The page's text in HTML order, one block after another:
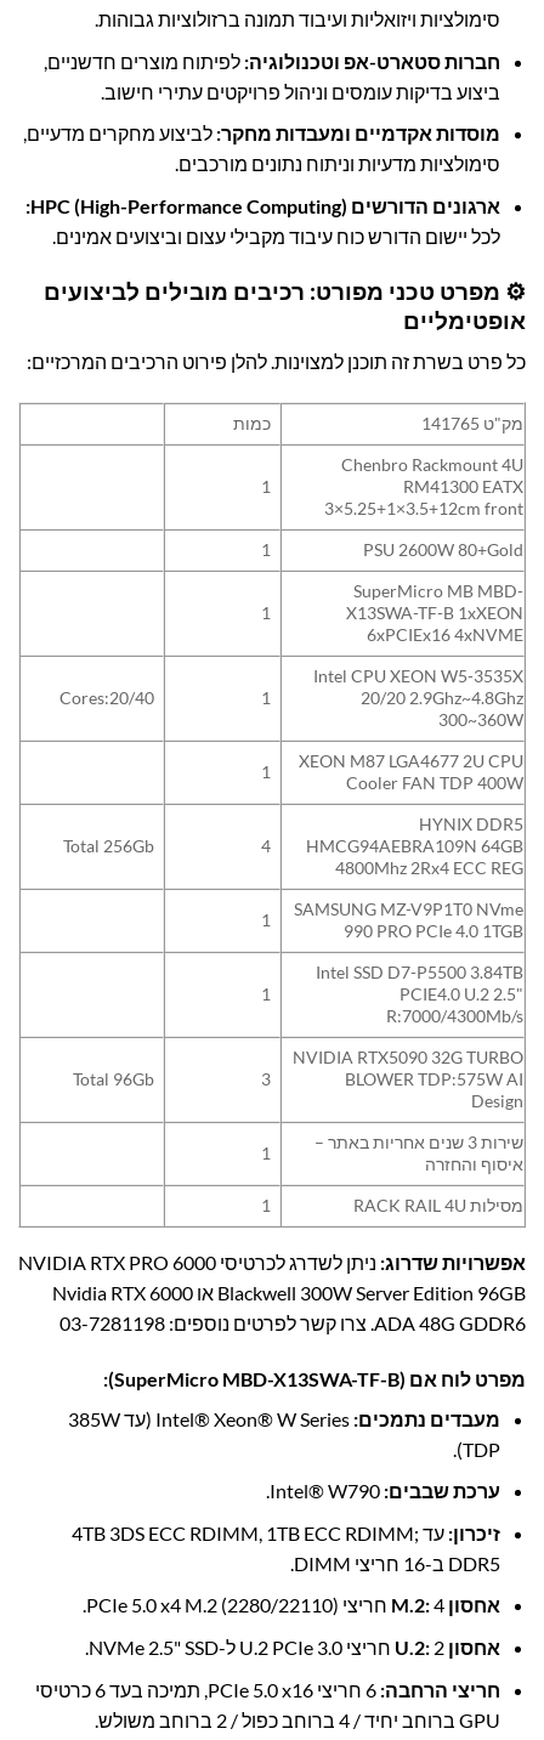
סימולציות ויזואליות ועיבוד תמונה ברזולוציות גבוהות.
חברות סטארט-אפ וטכנולוגיה: לפיתוח מוצרים חדשניים,
ביצוע בדיקות עומסים וניהול פרויקטים עתירי חישוב.
מוסדות אקדמיים ומעבדות מחקר: לביצוע מחקרים מדעיים,
סימולציות מדעיות וניתוח נתונים מורכבים.
ארגונים הדורשים HPC (High-Performance Computing):
לכל יישום הדורש כוח עיבוד מקבילי עצום וביצועים אמינים.
⚙️ מפרט טכני מפורט: רכיבים מובילים לביצועים
אופטימליים
כל פרט בשרת זה תוכנן למצוינות. להלן פירוט הרכיבים המרכזיים:
מק"ט 141765
כמות
Chenbro Rackmount 4U
RM41300 EATX
3×5.25+1×3.5+12cm front
1
PSU 2600W 80+Gold
1
SuperMicro MB MBD-
X13SWA-TF-B 1xXEON
6xPCIEx16 4xNVME
1
Intel CPU XEON W5-3535X
20/20 2.9Ghz~4.8Ghz
300~360W
1
Cores:20/40
XEON M87 LGA4677 2U CPU
Cooler FAN TDP 400W
1
HYNIX DDR5
HMCG94AEBRA109N 64GB
4800Mhz 2Rx4 ECC REG
4
Total 256Gb
SAMSUNG MZ-V9P1T0 NVme
990 PRO PCIe 4.0 1TGB
1
Intel SSD D7-P5500 3.84TB
PCIE4.0 U.2 2.5"
R:7000/4300Mb/s
1
NVIDIA RTX5090 32G TURBO
BLOWER TDP:575W AI
Design
3
Total 96Gb
שירות 3 שנים אחריות באתר –
איסוף והחזרה
1
מסילות RACK RAIL 4U 1
אפשרויות שדרוג:
ניתן לשדרג לכרטיסי NVIDIA RTX PRO 6000
Blackwell 300W Server Edition 96GB או Nvidia RTX 6000
ADA 48G GDDR6. צרו קשר לפרטים נוספים:
03-7281198
מפרט לוח אם (SuperMicro MBD-X13SWA-TF-B):
מעבדים נתמכים:
Intel® Xeon® W Series (עד 385W
TDP).
ערכת שבבים:
זיכרון:
עד 4TB 3DS ECC RDIMM, 1TB ECC RDIMM;
DDR5 ב-16 חריצי DIMM.
אחסון M.2: 4 חריצי PCIe 5.0 x4 M.2 (2280/22110).
אחסון U.2: 2 חריצי U.2 PCIe 3.0 ל-NVMe 2.5" SSD.
חריצי הרחבה:
6 חריצי PCIe 5.0 x16, תמיכה בעד 6 כרטיסי
GPU ברוחב יחיד / 4 ברוחב כפול / 2 ברוחב משולש.